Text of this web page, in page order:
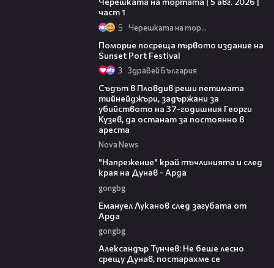
част 1
5 Черешката на тортата
Поморие посреща първото издание на
Sunset Port Festival
3 Здравей България
Съдът в Пловдив реши петимата
тийнейджъри, задържани за
убийството на 37-годишния Георги
Кузев, да останат за постоянно в
ареста
Nova News
"Напрежение" край тъчлинията и след
края на Дунав - Арда
gongbg
Емануел Луканов след загубата от
Арда
gongbg
Александър Тунчев: Не беше лесно
срещу Дунав, постарахме се